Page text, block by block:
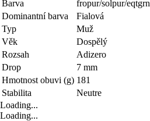
Barva
fropur/solpur/eqtgrn
Dominantní barva
Fialová
Typ
Muž
Věk
Dospělý
Rozsah
Adizero
Drop
7 mm
Hmotnost obuvi (g) 181
Stabilita
Neutre
Loading...
Loading...